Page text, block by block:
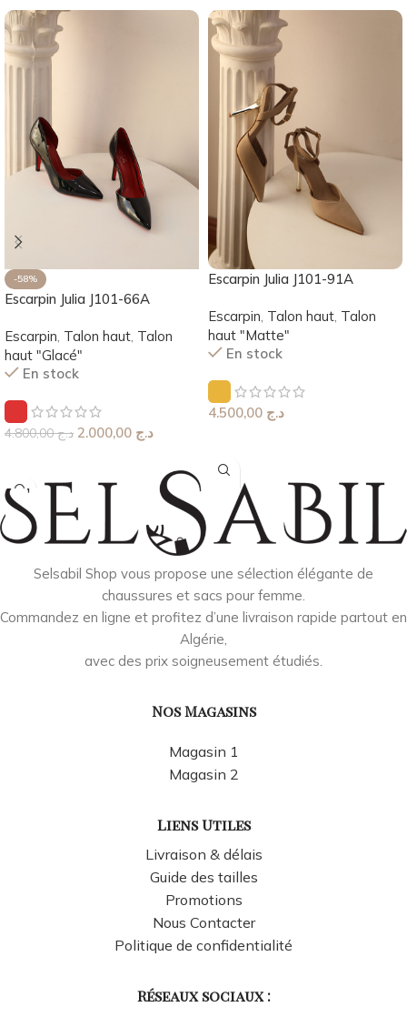
-58%
Escarpin Julia J101-66A
Escarpin, Talon haut, Talon
haut "Glacé"
En stock
د.ج4.800,00 د.ج
Escarpin Julia J101-91A
Escarpin, Talon haut, Talon
haut "Matte"
En stock
د.ج
Selsabil Shop vous propose une sélection élégante de
chaussures et sacs pour femme.
Commandez en ligne et profitez d’une livraison rapide partout en
Algérie,
avec des prix soigneusement étudiés.
Nos Magasins
Magasin 1
Magasin 2
Liens Utiles
Livraison & délais
Guide des tailles
Promotions
Nous Contacter
Politique de confidentialité
Réseaux sociaux :